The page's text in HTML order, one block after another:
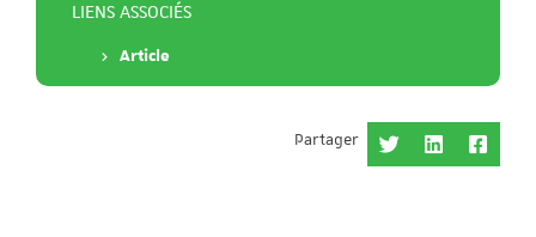
LIENS ASSOCIÉS
Article
Partager